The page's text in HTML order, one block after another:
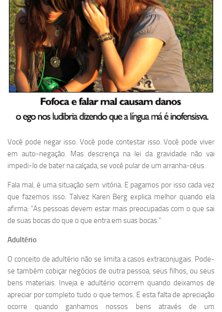
Você pode negar isso. Você pode contestar isso. Você pode viver
em auto-negação. Mas descrença na lei da gravidade não vai
impedi-lo de bater na calçada, se você pular de um arranha-céus.
Fala mal, é uma situação sem vitória. E pagamos por isso cada vez
que fazemos isso. Talvez Karen Berg explica melhor quando ela
afirma: “As pessoas devem estar mais preocupadas com o que sai
de suas bocas do que o que entra em suas bocas.”
Adultério
O conceito de adultério não se limita a casos extraconjugais. Pode-
se também cobiçar negócios de outra pessoa, seus filhos, ou seus
bens materiais. Inveja e adultério ocorrem quando deixamos de
apreciar por completo tudo o que temos. E esta falta de apreciação
ocorre quando ganhamos nossos bens através de um